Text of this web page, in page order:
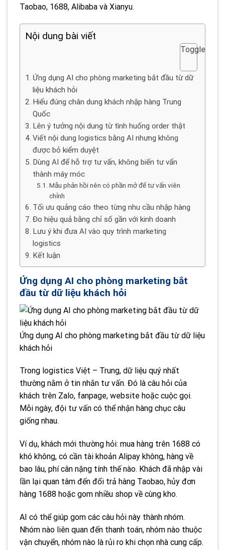
Taobao, 1688, Alibaba và Xianyu.
Nội dung bài viết
Toggle
Ứng dụng AI cho phòng marketing bắt đầu từ dữ
liệu khách hỏi
Hiểu đúng chân dung khách nhập hàng Trung
Quốc
Lên ý tưởng nội dung từ tình huống order thật
Viết nội dung logistics bằng AI nhưng không
được bỏ kiểm duyệt
Dùng AI để hỗ trợ tư vấn, không biến tư vấn
thành máy móc
Mẫu phản hồi nên có phần mở để tư vấn viên
chỉnh
Tối ưu quảng cáo theo từng nhu cầu nhập hàng
Đo hiệu quả bằng chỉ số gần với kinh doanh
Lưu ý khi đưa AI vào quy trình marketing
logistics
Kết luận
Ứng dụng AI cho phòng marketing bắt
đầu từ dữ liệu khách hỏi
Ứng dụng AI cho phòng marketing bắt đầu từ dữ liệu
khách hỏi
Trong logistics Việt – Trung, dữ liệu quý nhất
thường nằm ở tin nhắn tư vấn. Đó là câu hỏi của
khách trên Zalo, fanpage, website hoặc cuộc gọi.
Mỗi ngày, đội tư vấn có thể nhận hàng chục câu
giống nhau.
Ví dụ, khách mới thường hỏi: mua hàng trên 1688 có
khó không, có cần tài khoản Alipay không, hàng về
bao lâu, phí cân nặng tính thế nào. Khách đã nhập vài
lần lại quan tâm đến đổi trả hàng Taobao, hủy đơn
hàng 1688 hoặc gom nhiều shop về cùng kho.
AI có thể giúp gom các câu hỏi này thành nhóm.
Nhóm nào liên quan đến thanh toán, nhóm nào thuộc
vận chuyển, nhóm nào là rủi ro khi chọn nhà cung cấp.